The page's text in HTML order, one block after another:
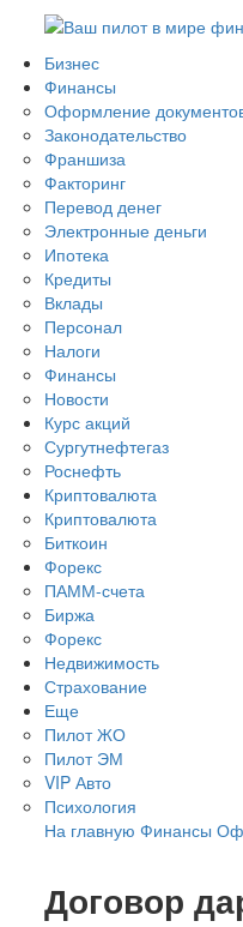
Бизнес
Финансы
Оформление
Законодательство
Франшиза
Факторинг
Перевод денег
Электронные деньги
Ипотека
Кредиты
Вклады
Персонал
Налоги
Финансы
Новости
Курс акций
Сургутнефтегаз
Роснефть
Криптовалюта
Криптовалюта
Биткоин
Форекс
ПАММ-счета
Биржа
Форекс
Недвижимость
Страхование
Еще
Пилот ЖО
Пилот ЭМ
VIP Авто
Психология
На главную Финансы
Договор